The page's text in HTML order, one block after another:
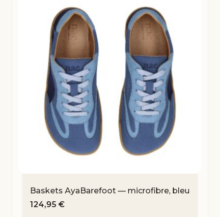
Baskets AyaBarefoot — microfibre, bleu
124,95 €